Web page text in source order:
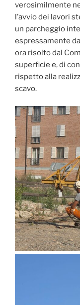
verosimilmente
l’avvio dei lavori
un parcheggio
espressamente
ora risolto dal
superficie e, di
rispetto alla
scavo.